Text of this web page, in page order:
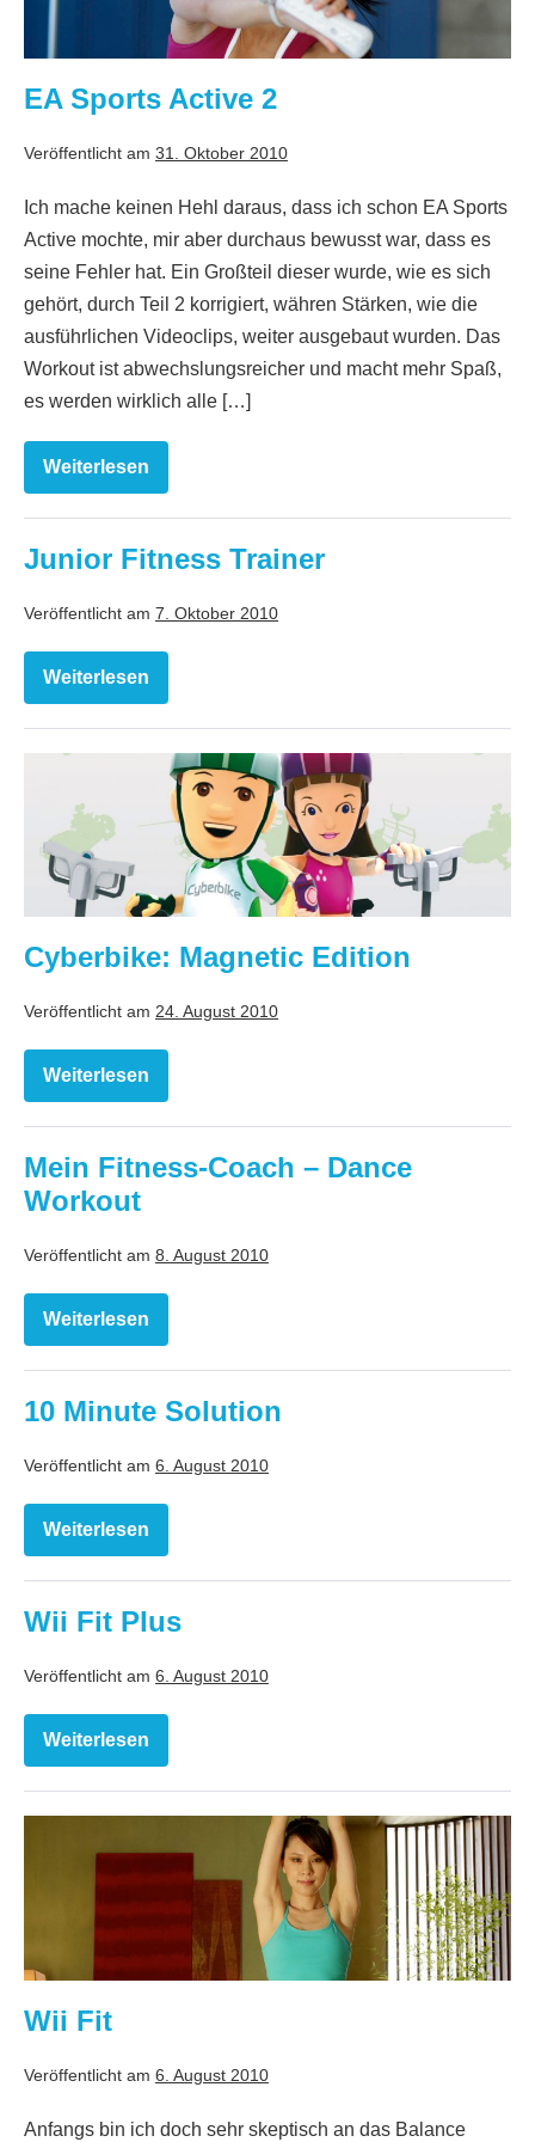
EA Sports Active 2
Veröffentlicht am 31. Oktober 2010
Ich mache keinen Hehl daraus, dass ich schon EA Sports
Active mochte, mir aber durchaus bewusst war, dass es
seine Fehler hat. Ein Großteil dieser wurde, wie es sich
gehört, durch Teil 2 korrigiert, währen Stärken, wie die
ausführlichen Videoclips, weiter ausgebaut wurden. Das
Workout ist abwechslungsreicher und macht mehr Spaß,
es werden wirklich alle […]
Weiterlesen
EA
Sports
Active
Junior Fitness Trainer
Veröffentlicht am 7. Oktober 2010
Weiterlesen
Junior
Fitness
Trainer
Magnetic
Edition
Cyberbike: Magnetic Edition
Veröffentlicht am 24. August 2010
Weiterlesen
Cyberbike:
Magnetic
Edition
Mein Fitness-Coach – Dance
Workout
Veröffentlicht am 8. August 2010
Weiterlesen
Mein
Fitness-
Coach
Dance
Workout
10 Minute Solution
Veröffentlicht am 6. August 2010
Weiterlesen
10
Minute
Solution
Wii Fit Plus
Veröffentlicht am 6. August 2010
Weiterlesen
Wii
Fit
Plus
Wii Fit
Veröffentlicht am 6. August 2010
Anfangs bin ich doch sehr skeptisch an das Balance